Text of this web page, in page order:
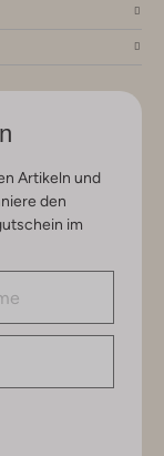
Artikeln und
den
im